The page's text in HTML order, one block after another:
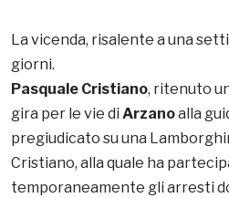
La vicenda, risalente a una
giorni.
Pasquale Cristiano, ritenuto
gira per le vie di Arzanoalla
pregiudicato su una
Cristiano, alla quale ha
temporaneamente gli arresti